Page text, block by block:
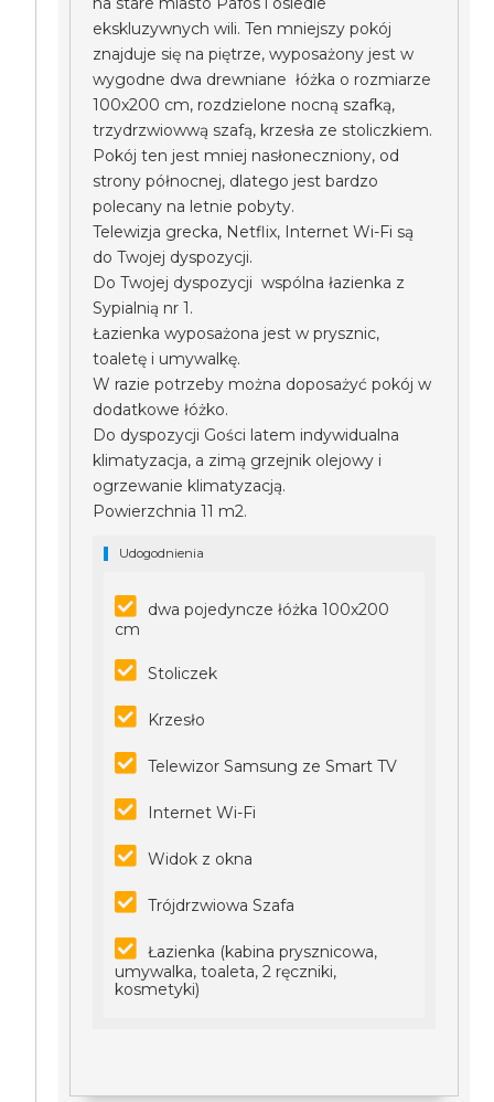
ekskluzywnych wili. Ten mniejszy pokój
znajduje się na piętrze, wyposażony jest w
wygodne dwa drewniane łóżka o rozmiarze
100x200 cm, rozdzielone nocną szafką,
trzydrzwiowwą szafą, krzesła ze stoliczkiem.
Pokój ten jest mniej nasłoneczniony, od
strony północnej, dlatego jest bardzo
polecany na letnie pobyty.
Telewizja grecka, Netflix, Internet Wi-Fi są
do Twojej dyspozycji.
Do Twojej dyspozycji wspólna łazienka z
Sypialnią nr 1.
Łazienka wyposażona jest w prysznic,
toaletę i umywalkę.
W razie potrzeby można doposażyć pokój w
dodatkowe łóżko.
Do dyspozycji Gości latem indywidualna
klimatyzacja, a zimą grzejnik olejowy i
ogrzewanie klimatyzacją.
Powierzchnia 11 m2.
Udogodnienia
dwa pojedyncze łóżka 100x200
cm
Stoliczek
Krzesło
Telewizor Samsung ze Smart TV
Internet Wi-Fi
Widok z okna
Trójdrzwiowa Szafa
Łazienka (kabina prysznicowa,
umywalka, toaleta, 2 ręczniki,
kosmetyki)